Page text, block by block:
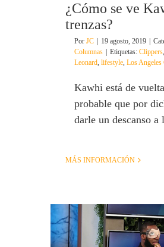
¿Cómo se ve
trenzas?
Por JC 19 agosto, 2019
Columnas
Etiquetas: Clippers,
Leonard, lifestyle, Los Angeles
Kawhi está de
probable que por
darle un descanso a
MÁS INFORMACIÓN